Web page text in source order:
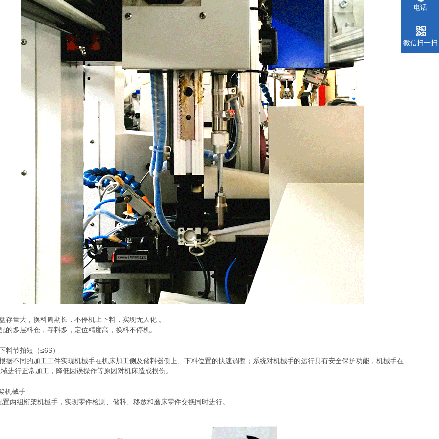
量大，换料周期长，不停机上下料，实现无人化 。
多层料仓，存料多，定位精度高，换料不停机。
节拍短（≤6S）
不同的加工工件实现机械手在机床加工侧及储料器侧上、下料位置的快速调整；系统对机械手的运行具有安全保护功能，机械手在
进行正常加工，降低因误操作等原因对机床造成损伤。
机械手
组桁架机械手，实现零件检测、储料、移放和磨床零件交换同时进行。
电话
微信扫一扫